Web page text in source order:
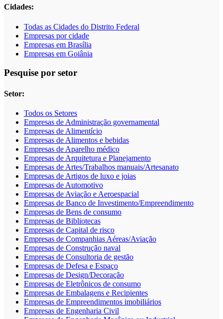
Cidades:
Todas as Cidades do Distrito Federal
Empresas por cidade
Empresas em Brasília
Empresas em Goiânia
Pesquise por setor
Setor:
Todos os Setores
Empresas de Administração governamental
Empresas de Alimentício
Empresas de Alimentos e bebidas
Empresas de Aparelho médico
Empresas de Arquitetura e Planejamento
Empresas de Artes/Trabalhos manuais/Artesanato
Empresas de Artigos de luxo e joias
Empresas de Automotivo
Empresas de Aviação e Aeroespacial
Empresas de Banco de Investimento/Empreendimento
Empresas de Bens de consumo
Empresas de Bibliotecas
Empresas de Capital de risco
Empresas de Companhias Aéreas/Aviação
Empresas de Construção naval
Empresas de Consultoria de gestão
Empresas de Defesa e Espaço
Empresas de Design/Decoração
Empresas de Eletrônicos de consumo
Empresas de Embalagens e Recipientes
Empresas de Empreendimentos imobiliários
Empresas de Engenharia Civil